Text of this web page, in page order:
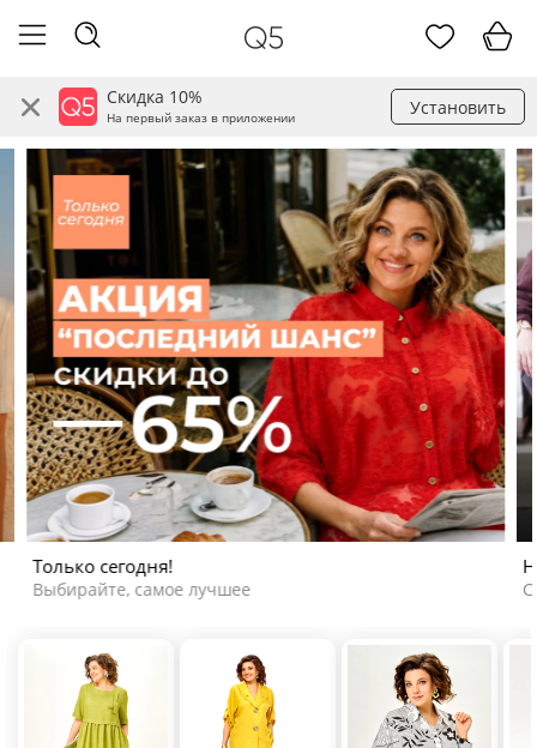
Скидка 10%
На первый заказ в приложении Установить
Только сегодня!
Выбирайте, самое лучшее